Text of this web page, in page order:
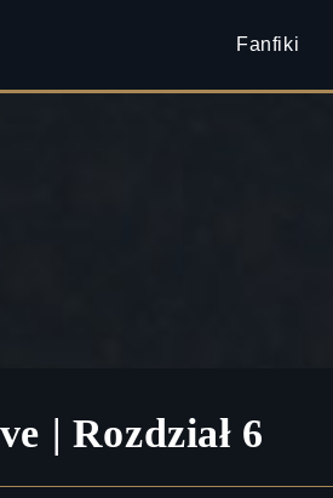
Fanfiki
| Rozdział 6